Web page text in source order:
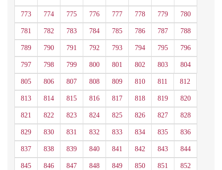
773 774 775 776 777 778 779 780
781 782 783 784 785 786 787 788
789 790 791 792 793 794 795 796
797 798 799 800 801 802 803 804
805 806 807 808 809 810 811 812
813 814 815 816 817 818 819 820
821 822 823 824 825 826 827 828
829 830 831 832 833 834 835 836
837 838 839 840 841 842 843 844
845 846 847 848 849 850 851 852